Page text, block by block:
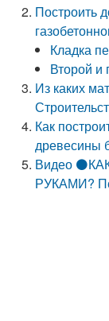
Построить
Кладка
Второй
Из каких
Как
древесины
Видео
РУКАМИ?